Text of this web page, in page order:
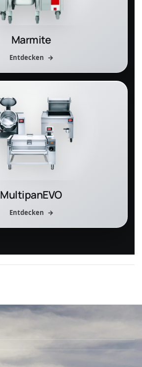
Marmite
Entdecken
MultipanEVO
Entdecken